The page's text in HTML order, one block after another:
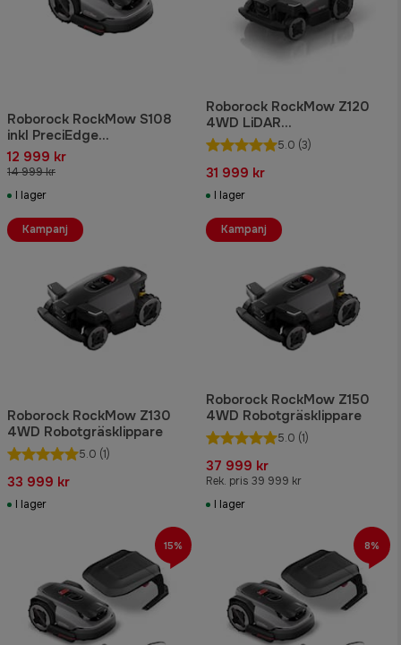
Roborock RockMow S108
inkl PreciEdge
Robotgräsklippare
12 999 kr
14 999 kr
I lager
Roborock RockMow Z120
4WD LiDAR
Robotgräsklippare
5.0 (3)
31 999 kr
I lager
Roborock RockMow Z130
4WD Robotgräsklippare
5.0 (1)
33 999 kr
I lager
Kampanj
Roborock RockMow Z150
4WD Robotgräsklippare
5.0 (1)
37 999 kr
Rek. pris 39 999 kr
I lager
Kampanj
15% 8%